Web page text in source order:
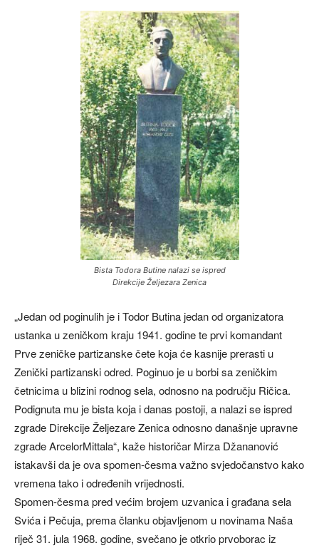
Bista Todora Butine nalazi se ispred
Direkcije Željezara Zenica
„Jedan od poginulih je i Todor Butina jedan od organizatora
ustanka u zeničkom kraju 1941. godine te prvi komandant
Prve zeničke partizanske čete koja će kasnije prerasti u
Zenički partizanski odred. Poginuo je u borbi sa zeničkim
četnicima u blizini rodnog sela, odnosno na području Ričica.
Podignuta mu je bista koja i danas postoji, a nalazi se ispred
zgrade Direkcije Željezare Zenica odnosno današnje upravne
zgrade ArcelorMittala“, kaže historičar Mirza Džananović
istakavši da je ova spomen-česma važno svjedočanstvo kako
vremena tako i određenih vrijednosti.
Spomen-česma pred većim brojem uzvanica i građana sela
Svića i Pečuja, prema članku objavljenom u novinama Naša
riječ 31. jula 1968. godine, svečano je otkrio prvoborac iz